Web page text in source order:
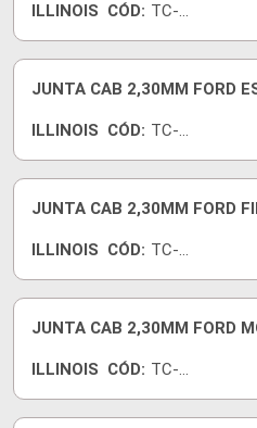
ILLINOIS CÓD: TC-
18
JUNTA CAB 2,30MM FORD
ILLINOIS CÓD: TC-
18
JUNTA CAB 2,30MM FORD
ILLINOIS CÓD: TC-
18
JUNTA CAB 2,30MM FORD
ILLINOIS CÓD: TC-
18